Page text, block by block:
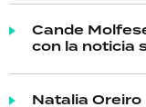
Cande
con la noticia
Natalia